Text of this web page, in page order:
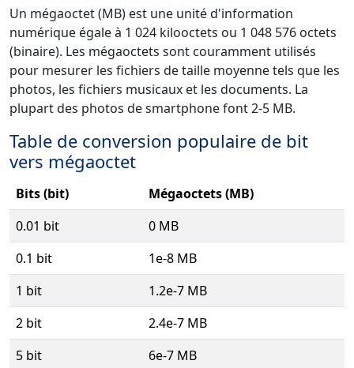
Un mégaoctet (MB) est une unité d'information
numérique égale à 1 024 kilooctets ou 1 048 576 octets
(binaire). Les mégaoctets sont couramment utilisés
pour mesurer les fichiers de taille moyenne tels que les
photos, les fichiers musicaux et les documents. La
plupart des photos de smartphone font 2-5 MB.
Table de conversion populaire de bit
vers mégaoctet
Bits (bit)
Mégaoctets (MB)
0.01 bit
0 MB
0.1 bit
1e-8 MB
1 bit
1.2e-7 MB
2 bit
2.4e-7 MB
5 bit
6e-7 MB